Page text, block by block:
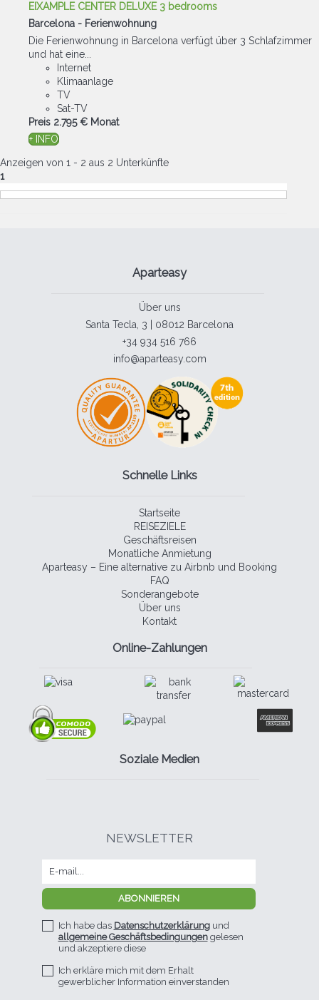
EIXAMPLE CENTER DELUXE 3 bedrooms
Barcelona - Ferienwohnung
Die Ferienwohnung in Barcelona verfügt über 3 Schlafzimmer
und hat eine...
Internet
Klimaanlage
TV
Sat-TV
Preis 2.795 € Monat
+ INFO
Anzeigen von 1 - 2 aus 2 Unterkünfte
1
Aparteasy
Über uns
Santa Tecla, 3 | 08012 Barcelona
+34 934 516 766
info@aparteasy.com
Schnelle Links
Startseite
REISEZIELE
Geschäftsreisen
Monatliche Anmietung
Aparteasy – Eine alternative zu Airbnb und Booking
FAQ
Sonderangebote
Über uns
Kontakt
Online-Zahlungen
Soziale Medien
NEWSLETTER
Ich habe das Datenschutzerklärungund
allgemeine Geschäftsbedingungengelesen
und akzeptiere diese
Ich erkläre mich mit dem Erhalt
gewerblicher Information einverstanden